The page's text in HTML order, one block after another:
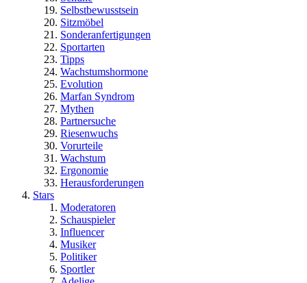
Selbstbewusstsein
Sitzmöbel
Sonderanfertigungen
Sportarten
Tipps
Wachstumshormone
Evolution
Marfan Syndrom
Mythen
Partnersuche
Riesenwuchs
Vorurteile
Wachstum
Ergonomie
Herausforderungen
Stars
Moderatoren
Schauspieler
Influencer
Musiker
Politiker
Sportler